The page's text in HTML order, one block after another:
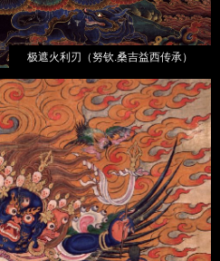
极遮火利刃（努钦.桑吉益西传承）